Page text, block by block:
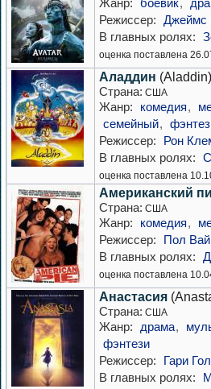
Жанр: боевик,
Режиссер: Джеймс
В главных ролях:
оценка поставлена
Аладдин
Страна: США
Жанр: комедия,
семейный,
Режиссер:
Рон
В главных ролях:
оценка поставлена
Американский
Страна: США
Жанр: комедия,
Режиссер:
Пол
В главных ролях:
оценка поставлена
Анастасия
Страна: США
Жанр: драма,
фэнтези
Режиссер:
Гари
В главных ролях: